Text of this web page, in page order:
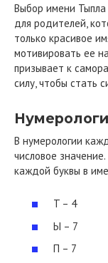
Выбор имени
для родителей,
только красивое
мотивировать ее
призывает к
силу, чтобы стать
В нумерологии
числовое
каждой буквы в
T – 4
Ы – 7
П – 7